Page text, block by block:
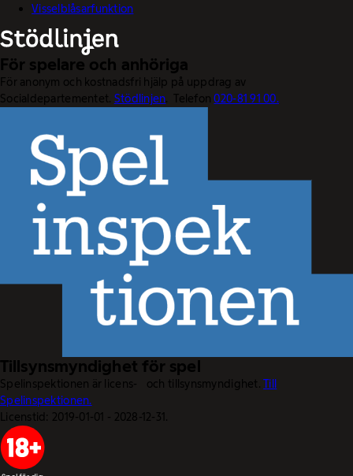
Visselblåsarfunktion
För spelare och anhöriga
För anonym och kostnadsfri hjälp på uppdrag av
Socialdepartementet. Stödlinjen. Telefon020-81 91 00.
Tillsynsmyndighet för spel
Spelinspektionen är licens- och tillsynsmyndighet.Till
Spelinspektionen.
Licenstid: 2019-01-01 - 2028-12-31.